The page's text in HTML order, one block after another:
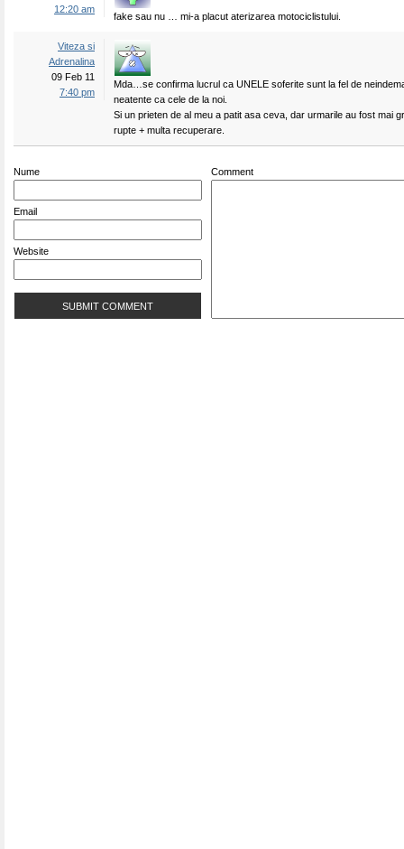
12:20 am
fake sau nu … mi-a placut aterizarea motociclistului.
Viteza si
Adrenalina
09 Feb 11
7:40 pm
Mda…se confirma lucrul ca UNELE soferite sunt la fel de
neatente ca cele de la noi.
Si un prieten de al meu a patit asa ceva, dar urmarile au fost mai
rupte + multa recuperare.
Nume
Email
Website
Comment